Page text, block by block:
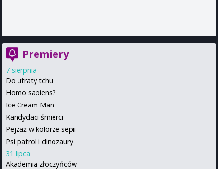
Premiery
7 sierpnia
Do utraty tchu
Homo sapiens?
Ice Cream Man
Kandydaci śmierci
Pejzaż w kolorze sepii
Psi patrol i dinozaury
31 lipca
Akademia złoczyńców